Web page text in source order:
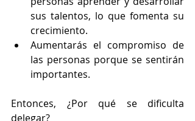
sus talentos, lo que fomenta su
crecimiento.
Aumentarás el compromiso de
las personas porque se sentirán
importantes.
Entonces, ¿Por qué se dificulta
delegar?